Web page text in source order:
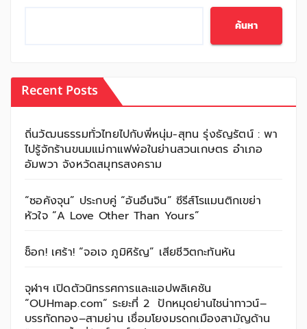
ค้นหา
Recent Posts
ถิ่นวัฒนธรรมทั่วไทยไปกับพี่หนุ่ม-สุทน รุ่งธัญรัตน์ : พา
ไปรู้จักร้านขนมแม่กาแฟพ่อในย่านสวนเกษตร อำเภอ
อัมพวา จังหวัดสมุทรสงคราม
“ซอคังจุน” ประกบคู่ “อันอึนจิน” ซีรีส์โรแมนติกเขย่า
หัวใจ “A Love Other Than Yours”
ช็อก! เศร้า! “จอเจ ภูมิหิรัญ” เสียชีวิตกะทันหัน
จุฬาฯ เปิดตัวนิทรรศการและแอปพลิเคชัน
“OUHmap.com” ระยะที่ 2 ปักหมุดย่านไชน่าทาวน์–
บรรทัดทอง–สามย่าน เชื่อมโยงมรดกเมืองสามัญด้าน